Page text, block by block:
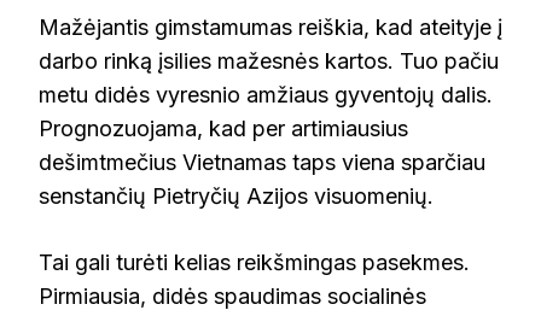
Mažėjantis gimstamumas reiškia, kad ateityje į
darbo rinką įsilies mažesnės kartos. Tuo pačiu
metu didės vyresnio amžiaus gyventojų dalis.
Prognozuojama, kad per artimiausius
dešimtmečius Vietnamas taps viena sparčiau
senstančių Pietryčių Azijos visuomenių.
Tai gali turėti kelias reikšmingas pasekmes.
Pirmiausia, didės spaudimas socialinės